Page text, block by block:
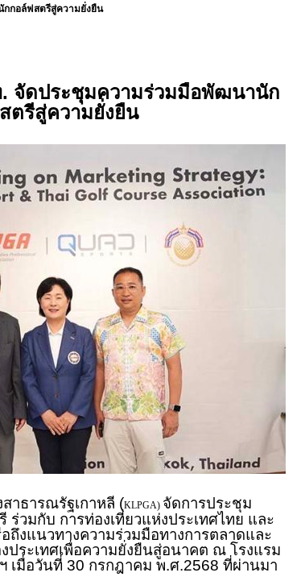
กอล์ฟสตรีสู่ความยั่งยืน
. จัดประชุมความร่วมมือพัฒนานัก
ตรีสู่ความยั่งยืน
าธารณรัฐเกาหลี (KLPGA) จัดการประชุม
วมกับ การท่องเที่ยวแห่งประเทศไทย และ
ถึงแนวทางความร่วมมือทางการตลาดและ
ประเทศเพื่อความยั่งยืนสู่อนาคต ณ โรงแรม
ฯ เมื่อวันที่ 30 กรกฎาคม พ.ศ.2568 ที่ผ่านมา